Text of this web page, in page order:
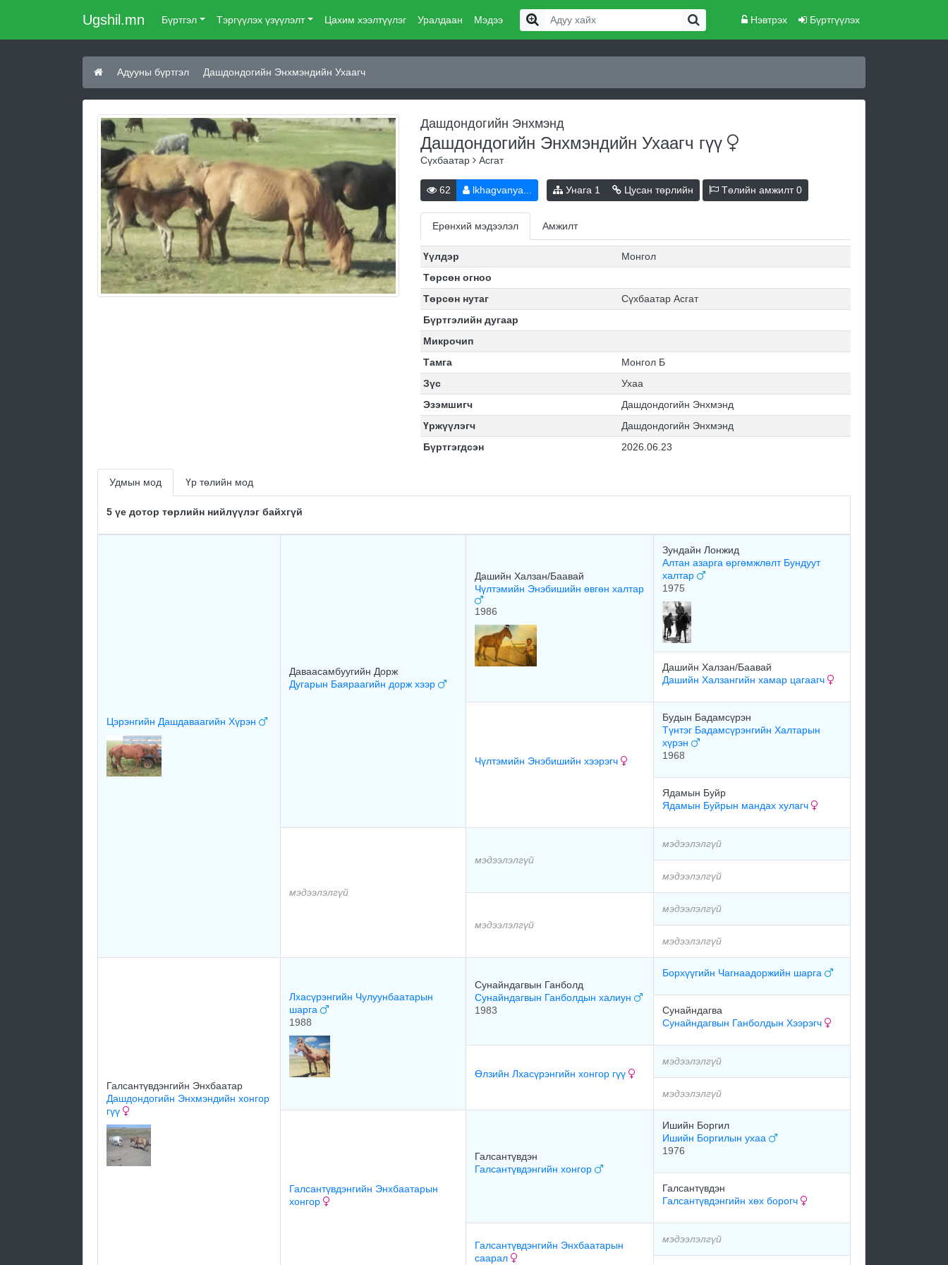
Ugshil.mn Бүртгэл Тэргүүлэх үзүүлэлт Цахим хээлтүүлэг Уралдаан Мэдээ Нэвтрэх Бүртгүүлэх
Адууны бүртгэл Дашдондогийн Энхмэндийн Ухаагч
Дашдондогийн Энхмэнд
Дашдондогийн Энхмэндийн Ухаагч гүү
Сүхбаатар Асгат
62 lkhagvanya... Унага 1 Цусан төрлийн Төлийн амжилт0
Ерөнхий мэдээлэл Амжилт
Үүлдэр
Монгол
Төрсөн огноо
Төрсөн нутаг
Сүхбаатар Асгат
Бүртгэлийн дугаар
Микрочип
Тамга
Монгол Б
Зүс
Ухаа
Эзэмшигч
Дашдондогийн Энхмэнд
Үржүүлэгч
Дашдондогийн Энхмэнд
Бүртгэгдсэн
2026.06.23
Удмын мод Үр төлийн мод
5 үе дотор төрлийн нийлүүлэг байхгүй
Цэрэнгийн Дашдаваагийн Хүрэн
Даваасамбуугийн Дорж
Дугарын Баяраагийн дорж хээр
Дашийн Халзан/Баавай
Чүлтэмийн Энэбишийн өвгөн халтар
1986
Зундайн Лонжид
Алтан азарга өргөмжлөлт Бундуут
халтар
1975
Дашийн Халзан/Баавай
Дашийн Халзангийн хамар цагаагч
Чүлтэмийн Энэбишийн хээрэгч
Будын Бадамсүрэн
Түнтэг Бадамсүрэнгийн Халтарын
хүрэн
1968
Ядамын Буйр
Ядамын Буйрын мандах хулагч
мэдээлэлгүй
мэдээлэлгүй
мэдээлэлгүй
мэдээлэлгүй
мэдээлэлгүй
мэдээлэлгүй
мэдээлэлгүй
Галсантүвдэнгийн Энхбаатар
Дашдондогийн Энхмэндийн хонгор
гүү
Лхасүрэнгийн Чулуунбаатарын
шарга
1988
Сунайндагвын Ганболд
Сунайндагвын Ганболдын халиун
1983
Борхүүгийн Чагнаадоржийн шарга
Сунайндагва
Сунайндагвын Ганболдын Хээрэгч
Өлзийн Лхасүрэнгийн хонгор гүү
мэдээлэлгүй
мэдээлэлгүй
Галсантүвдэнгийн Энхбаатарын
хонгор
Галсантүвдэн
Галсантүвдэнгийн хонгор
Ишийн Боргил
Ишийн Боргилын ухаа
1976
Галсантүвдэн
Галсантүвдэнгийн хөх борогч
Галсантүвдэнгийн Энхбаатарын
саарал
мэдээлэлгүй